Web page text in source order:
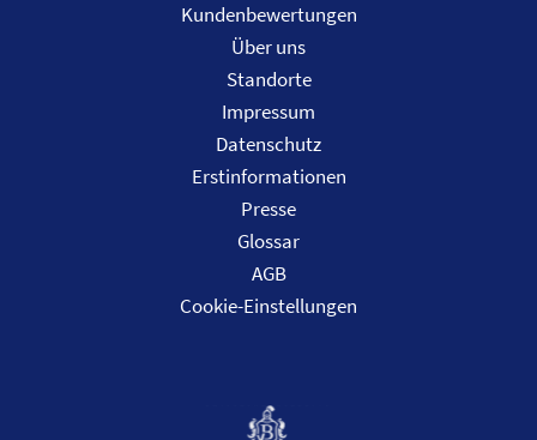
Kundenbewertungen
Über uns
Standorte
Impressum
Datenschutz
Erstinformationen
Presse
Glossar
AGB
Cookie-Einstellungen